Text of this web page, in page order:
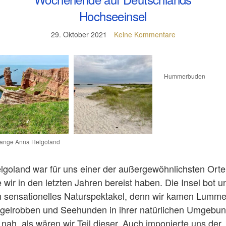
Hochseeinsel
29. Oktober 2021 Keine Kommentare
Anna Helgoland
Hummerbuden
war für uns einer der außergewöhnlichsten
wir in den letzten Jahren bereist haben. Die Insel bot
sensationelles Naturspektakel, denn wir kamen
und Seehunden in ihrer natürlichen
als wären wir Teil dieser. Auch imponierte uns der